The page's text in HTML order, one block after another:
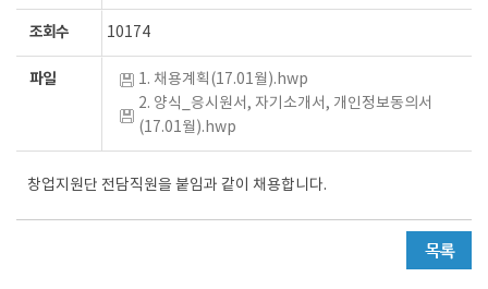
조회수 10174
파일
1. 채용계획(17.01월).hwp
2. 양식_응시원서, 자기소개서, 개인정보동의서
(17.01월).hwp
창업지원단 전담직원을 붙임과 같이 채용합니다.